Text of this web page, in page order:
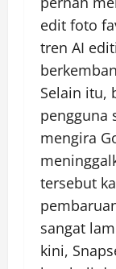
edit foto
tren AI
Selain itu,
pengguna
mengira
tersebut
sangat
kini,